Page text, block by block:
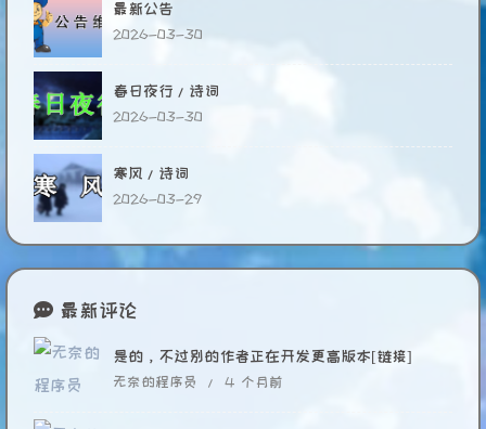
最新公告
2026-03-30
春日夜行/诗词
2026-03-30
寒风/诗词
2026-03-29
最新评论
是的，不过别的作者正在开发更高版本[链接]
无奈的程序员 / 4 个月前